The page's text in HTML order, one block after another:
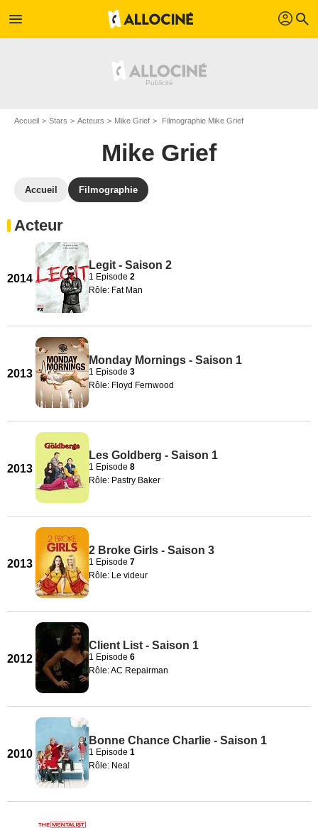
menu profil search
Accueil Stars Acteurs Mike Grief Filmographie Mike Grief
Mike Grief
Accueil Filmographie
Acteur
2014
Legit - Saison 2
1 Episode 2
Rôle: Fat Man
2013
Monday Mornings - Saison 1
1 Episode 3
Rôle: Floyd Fernwood
2013
Les Goldberg - Saison 1
1 Episode 8
Rôle: Pastry Baker
2013
2 Broke Girls - Saison 3
1 Episode 7
Rôle: Le videur
2012
Client List - Saison 1
1 Episode 6
Rôle: AC Repairman
2010
Bonne Chance Charlie - Saison 1
1 Episode 1
Rôle: Neal